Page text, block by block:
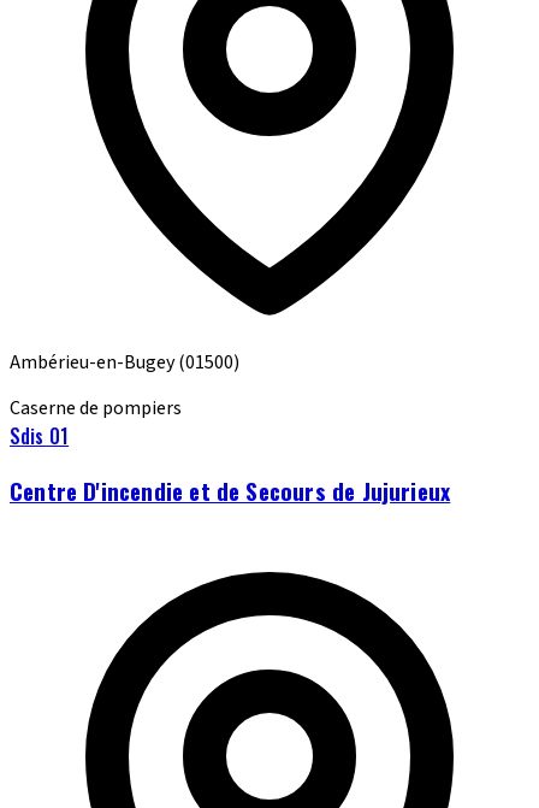
Ambérieu-en-Bugey(01500)
Caserne de pompiers
Sdis 01
Centre D'incendie et de Secours de Jujurieux